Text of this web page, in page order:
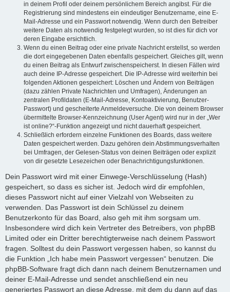
in deinem Profil oder deinem persönlichem Bereich angibst. Für die
Registrierung sind mindestens ein eindeutiger Benutzername, eine E-
Mail-Adresse und ein Passwort notwendig. Wenn durch den Betreiber
weitere Daten als notwendig festgelegt wurden, so ist dies für dich vor
deren Eingabe ersichtlich.
Wenn du einen Beitrag oder eine private Nachricht erstellst, so werden
die dort eingegebenen Daten ebenfalls gespeichert. Gleiches gilt, wenn
du einen Beitrag als Entwurf zwischenspeicherst. In diesen Fällen wird
auch deine IP-Adresse gespeichert. Die IP-Adresse wird weiterhin bei
folgenden Aktionen gespeichert: Löschen und Ändern von Beiträgen
(dazu zählen Private Nachrichten und Umfragen), Änderungen an
zentralen Profildaten (E-Mail-Adresse, Kontoaktivierung, Benutzer-
Passwort) und gescheiterte Anmeldeversuche. Die von deinem Browser
übermittelte Browser-Kennzeichnung (User Agent) wird nur in der „Wer
ist online?“-Funktion angezeigt und nicht dauerhaft gespeichert.
Schließlich erfordern einzelne Funktionen des Boards, dass weitere
Daten gespeichert werden. Dazu gehören dein Abstimmungsverhalten
bei Umfragen, der Gelesen-Status von deinen Beiträgen oder explizit
von dir gesetzte Lesezeichen oder Benachrichtigungsfunktionen.
Dein Passwort wird mit einer Einwege-Verschlüsselung (Hash)
gespeichert, so dass es sicher ist. Jedoch wird dir empfohlen,
dieses Passwort nicht auf einer Vielzahl von Webseiten zu
verwenden. Das Passwort ist dein Schlüssel zu deinem
Benutzerkonto für das Board, also geh mit ihm sorgsam um.
Insbesondere wird dich kein Vertreter des Betreibers, von phpBB
Limited oder ein Dritter berechtigterweise nach deinem Passwort
fragen. Solltest du dein Passwort vergessen haben, so kannst du
die Funktion „Ich habe mein Passwort vergessen“ benutzen. Die
phpBB-Software fragt dich dann nach deinem Benutzernamen und
deiner E-Mail-Adresse und sendet anschließend ein neu
generiertes Passwort an diese Adresse, mit dem du dann auf das